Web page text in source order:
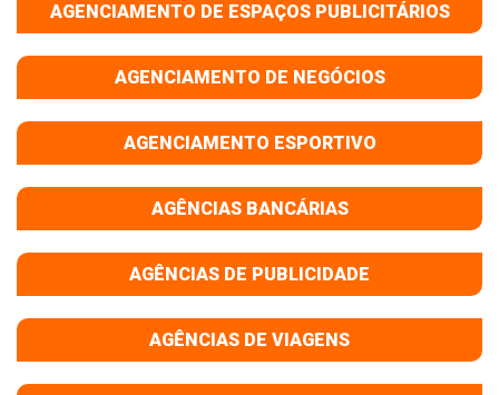
AGENCIAMENTO DE ESPAÇOS PUBLICITÁRIOS
AGENCIAMENTO DE NEGÓCIOS
AGENCIAMENTO ESPORTIVO
AGÊNCIAS BANCÁRIAS
AGÊNCIAS DE PUBLICIDADE
AGÊNCIAS DE VIAGENS